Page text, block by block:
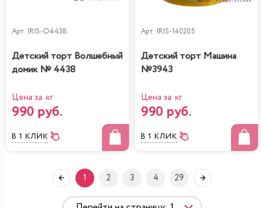
Арт. IRIS-O4438
Детский торт Волшебный
домик № 4438
Цена за кг
990 руб.
В 1 КЛИК
Арт. IRIS-140205
Детский торт Машина
№3943
Цена за кг
990 руб.
В 1 КЛИК
1 2 3 4 29